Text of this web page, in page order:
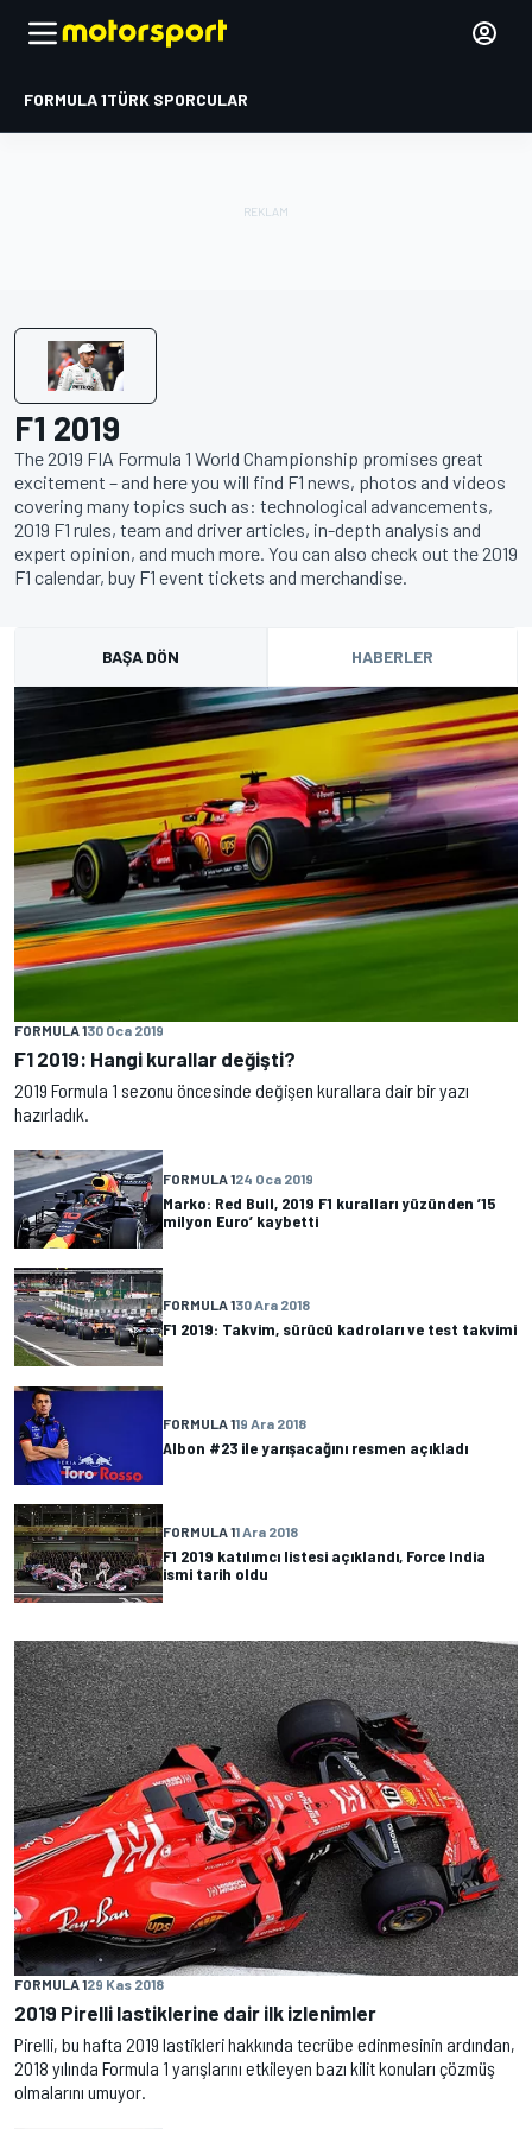
FORMULA 1TÜRK SPORCULAR
F1 2019
The 2019 FIA Formula 1 World Championship promises great
excitement – and here you will find F1 news, photos and videos
covering many topics such as: technological advancements,
2019 F1 rules, team and driver articles, in-depth analysis and
expert opinion, and much more. You can also check out the 2019
F1 calendar, buy F1 event tickets and merchandise.
BAŞA DÖN HABERLER
FORMULA 130 Oca 2019
F1 2019: Hangi kurallar değişti?
2019 Formula 1 sezonu öncesinde değişen kurallara dair bir yazı
hazırladık.
FORMULA 124 Oca 2019
Marko: Red Bull, 2019 F1 kuralları yüzünden ’15
milyon Euro’ kaybetti
FORMULA 130 Ara 2018
F1 2019: Takvim, sürücü kadroları ve test takvimi
FORMULA 119 Ara 2018
Albon #23 ile yarışacağını resmen açıkladı
FORMULA 11 Ara 2018
F1 2019 katılımcı listesi açıklandı, Force India
ismi tarih oldu
FORMULA 129 Kas 2018
2019 Pirelli lastiklerine dair ilk izlenimler
Pirelli, bu hafta 2019 lastikleri hakkında tecrübe edinmesinin ardından,
2018 yılında Formula 1 yarışlarını etkileyen bazı kilit konuları çözmüş
olmalarını umuyor.